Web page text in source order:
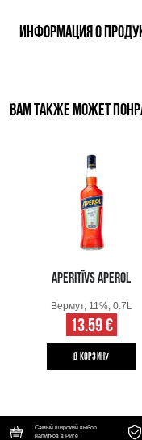
ИНФОРМАЦИЯ О
ВАМ ТАКЖЕ МОЖЕТ
APERITĪVS APEROL
Вермут, 11%, 0.7L
13.59 €
B КОРЗИНУ
Самый широкий выбор
напитков в Риге